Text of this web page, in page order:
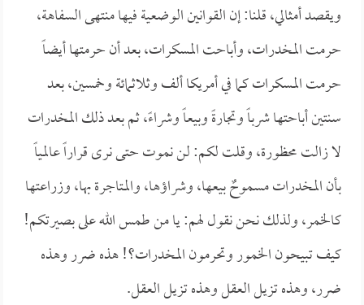
ويقصد أمثالي، قلنا: إن القوانين الوضعية فيها منتهى السفاهة،
حرمت المخدرات، وأباحت المسكرات، بعد أن حرمتها أيضاً
حرمت المسكرات كما في أمريكا ألف وثلاثمائة وخمسين، بعد
سنتين أباحتها شرباً وتجارةً وبيعاً وشراءً، ثم بعد ذلك المخدرات
لا زالت محظورة، وقلت لكم: لن نموت حتى نرى قراراً عالمياً
بأن المخدرات مسموحٌ بيعها، وشراؤها، والمتاجرة بها، وزراعتها
كالخمر، ولذلك نحن نقول لهم: يا من طمس الله على بصيرتكم!
كيف تبيحون الخمور وتحرمون المخدرات؟! هذه ضرر وهذه
ضرر، وهذه تزيل العقل وهذه تزيل العقل.